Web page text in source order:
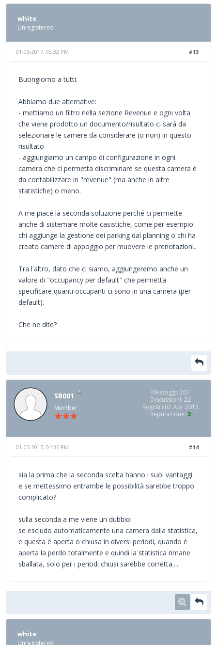
white
Unregistered
#13
01-05-2017, 03:32 PM
Buongiorno a tutti.
Abbiamo due alternative:
- mettiamo un filtro nella sezione Revenue e ogni volta
che viene prodotto un documento/risultato ci sará da
selezionare le camere da considerare (o non) in questo
risultato
- aggiungiamo un campo di configurazione in ogni
camera che ci permetta discriminare se questa camera é
da contabilizzare in "revenue" (ma anche in altre
statistiche) o meno.
A me piace la seconda soluzione perché ci permette
anche di sistemare molte casistiche, come per esempio
chi aggiunge la gestione dei parking dal planning o chi ha
creato camere di appoggio per muovere le prenotazioni..
Tra l'altro, dato che ci siamo, aggiungeremo anche un
valore di "occupancy per default" che permetta
specificare quanti occupanti ci sono in una camera (per
default).
Che ne dite?
SB001
Member
Messaggi: 201
Discussioni: 22
Registrato: Apr 2013
Reputazione: 2
#14
01-05-2017, 04:36 PM
sia la prima che la seconda scelta hanno i suoi vantaggi.
e se mettessimo entrambe le possibilità sarebbe troppo
complicato?
sulla seconda a me viene un dubbio:
se escludo automaticamente una camera dalla statistica,
e questa è aperta o chiusa in diversi periodi, quando è
aperta la perdo totalmente e quindi la statistica rimane
sballata, solo per i periodi chiusi sarebbe corretta....
white
Unregistered